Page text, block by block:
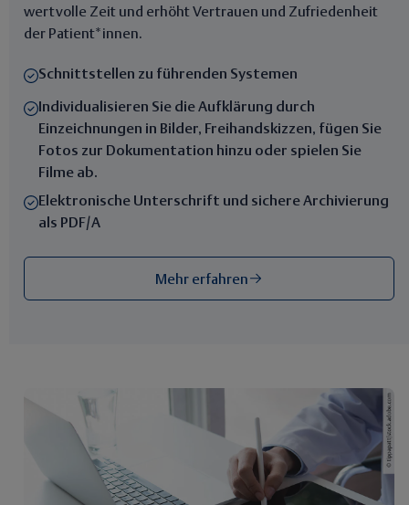
wertvolle Zeit und erhöht Vertrauen und Zufriedenheit
der Patient*innen.
Schnittstellen zu führenden Systemen
Individualisieren Sie die Aufklärung durch
Einzeichnungen in Bilder, Freihandskizzen, fügen Sie
Fotos zur Dokumentation hinzu oder spielen Sie
Filme ab.
Elektronische Unterschrift und sichere Archivierung
als PDF/A
Mehr erfahren